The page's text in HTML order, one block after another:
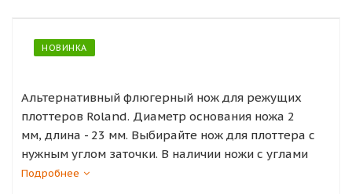
НОВИНКА
Альтернативный флюгерный нож для режущих
плоттеров Roland. Диаметр основания ножа 2
мм, длина - 23 мм. Выбирайте нож для плоттера с
нужным углом заточки. В наличии ножи с углами
заточки 30°, 45° и 60°.
Подробнее